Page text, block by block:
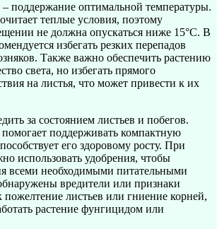
поддержание оптимальной температуры.
теплые условия, поэтому
не должна опускаться ниже 15°C. В
избегать резких перепадов
Также важно обеспечить растению
света, но избегать прямого
на листья, что может привести к их
за состоянием листьев и побегов.
помогает поддерживать компактную
его здоровому росту. При
использовать удобрения, чтобы
всеми необходимыми питательными
вредители или признаки
пожелтение листьев или гниение корней,
растение фунгицидом или